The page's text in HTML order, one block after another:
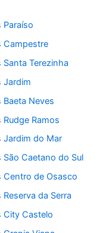
Campestre
Terezinha
Jardim
Neves
Ramos
Jardim do Mar
Caetano do Sul
Centro de Osasco
da Serra
City Castelo